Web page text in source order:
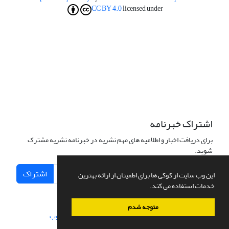
این وب سایت از کوکی ها برای اطمینان از ارائه بهترین
خدمات استفاده می کند.
متوجه شدم
licensed under
CC BY 4.0
اشتراک خبرنامه
برای دریافت اخبار و اطلاعیه های مهم نشریه در خبرنامه نشریه مشترک
شوید.
اشتراک
سامانه مدیریت نشریات علمی.طراحی و پیاده سازی از سیناوب